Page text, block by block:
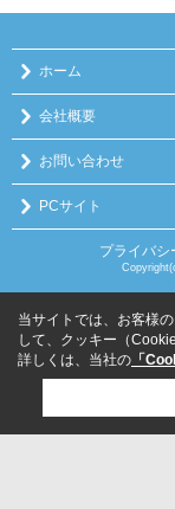
ホーム
会社概要
お問い合わせ
PCサイト
プライバシ
当サイトでは、お客様
して、クッキー（
詳しくは、当社の 「